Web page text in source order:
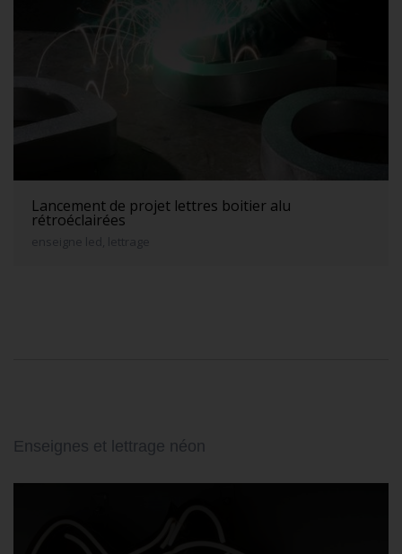
Lancement de projet lettres boitier alu
rétroéclairées
enseigne led, lettrage
Enseignes et lettrage néon